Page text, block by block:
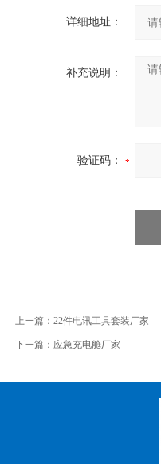
详细地址：
补充说明：
验证码：
上一篇： 22件电讯工具套装厂家
下一篇： 应急充电舱厂家